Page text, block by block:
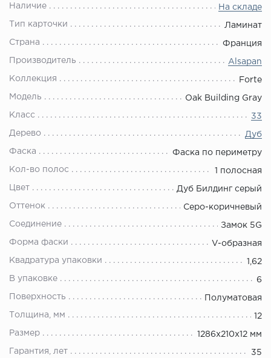
Наличие На складе
Тип карточки Ламинат
Страна Франция
Производитель Alsapan
Коллекция Forte
Модель Oak Building Gray
Класс 33
Дерево Дуб
Фаска Фаска по периметру
Кол-во полос 1 полосная
Цвет Дуб Билдинг серый
Оттенок Серо-коричневый
Соединение Замок 5G
Форма фаски V-образная
Квадратура упаковки 1,62
В упаковке 6
Поверхность Полуматовая
Толщина, мм 12
Размер 1286х210х12 мм
Гарантия, лет 35